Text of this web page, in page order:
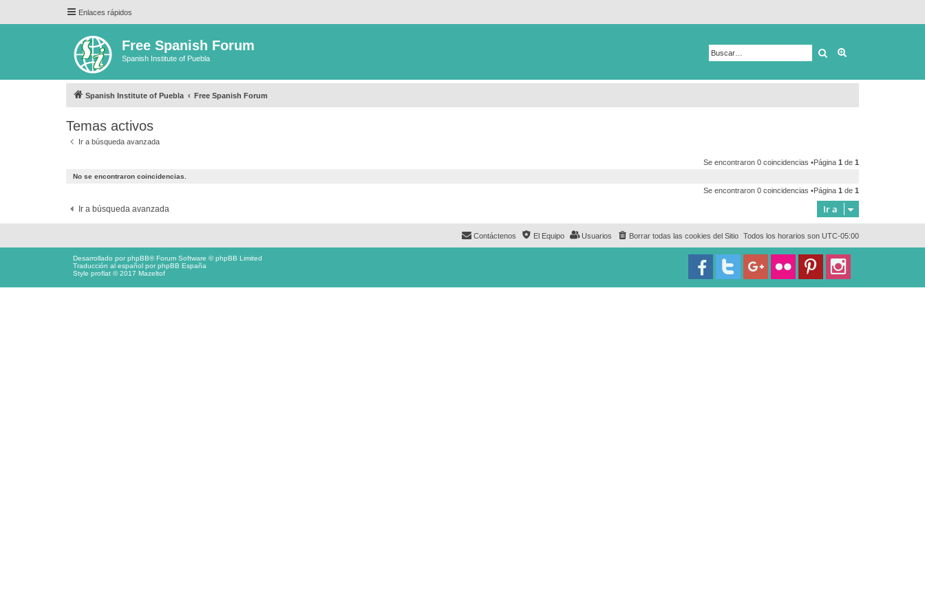
Enlaces rápidos
Free Spanish Forum
Spanish Institute of Puebla Buscar
Spanish Institute of Puebla Free Spanish Forum
Temas activos
Ir a búsqueda avanzada
Se encontraron 0 coincidencias •Página 1 de 1
No se encontraron coincidencias.
Se encontraron 0 coincidencias •Página 1 de 1
Ir a búsqueda avanzada Ir a
Todos los horarios son UTC-05:00
Borrar todas las cookies del Sitio
Usuarios
El Equipo
Contáctenos
Desarrollado porphpBB® Forum Software © phpBB Limited
Traducción al español porphpBB España
Style proflat © 2017 Mazeltof